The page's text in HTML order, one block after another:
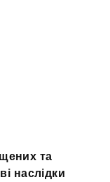
та
наслідки